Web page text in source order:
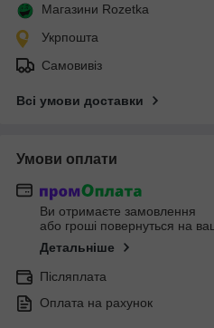
Магазини Rozetka
Укрпошта
Самовивіз
Всі умови доставки
Умови оплати
Ви отримаєте замовлення
або гроші повернуться на
Детальніше
Післяплата
Оплата на рахунок